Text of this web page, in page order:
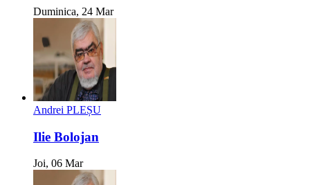
Duminica, 24 Mar
Andrei PLEȘU
Ilie Bolojan
Joi, 06 Mar